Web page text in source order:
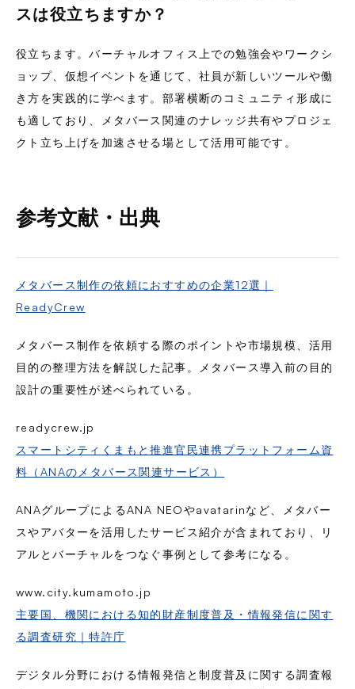
スは役立ちますか？
役立ちます。バーチャルオフィス上での勉強会やワークシ
ョップ、仮想イベントを通じて、社員が新しいツールや働
き方を実践的に学べます。部署横断のコミュニティ形成に
も適しており、メタバース関連のナレッジ共有やプロジェ
クト立ち上げを加速させる場として活用可能です。
参考文献・出典
メタバース制作の依頼におすすめの企業12選｜
ReadyCrew
メタバース制作を依頼する際のポイントや市場規模、活用
目的の整理方法を解説した記事。メタバース導入前の目的
設計の重要性が述べられている。
readycrew.jp
スマートシティくまもと推進官民連携プラットフォーム資
料（ANAのメタバース関連サービス）
ANAグループによるANA NEOやavatarinなど、メタバー
スやアバターを活用したサービス紹介が含まれており、リ
アルとバーチャルをつなぐ事例として参考になる。
www.city.kumamoto.jp
主要国、機関における知的財産制度普及・情報発信に関す
る調査研究｜特許庁
デジタル分野における情報発信と制度普及に関する調査報